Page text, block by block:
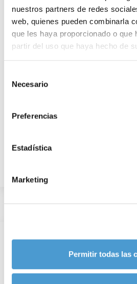
nuestros partners de redes
web, quienes pueden combinarla
que les haya proporcionado o que
partir del uso que haya hecho de
de cookies
Necesario
Preferencias
Estadística
Marketing
Permitir todas las
Buceo y necesidades